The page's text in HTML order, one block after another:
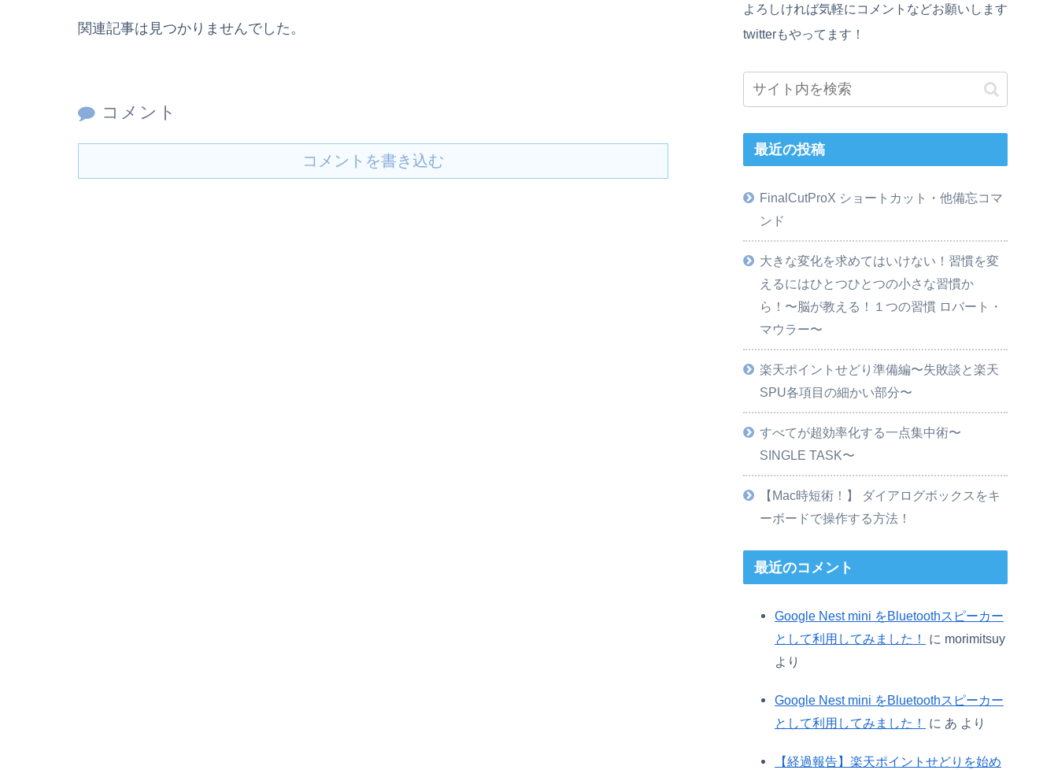
関連記事は見つかりませんでした。
コメント
コメントを書き込む
よろしければ気軽にコメントなどお願いします
twitterもやってます！
最近の投稿
FinalCutProX ショートカット・他備忘コマ
ンド
大きな変化を求めてはいけない！習慣を変
えるにはひとつひとつの小さな習慣か
ら！〜脳が教える！１つの習慣 ロバート・
マウラー〜
楽天ポイントせどり準備編〜失敗談と楽天
SPU各項目の細かい部分〜
すべてが超効率化する一点集中術〜
SINGLE TASK〜
【Mac時短術！】 ダイアログボックスをキ
ーボードで操作する方法！
最近のコメント
Google Nest mini をBluetoothスピーカー
として利用してみました！
に morimitsuy
より
Google Nest mini をBluetoothスピーカー
として利用してみました！
に あ より
【経過報告】楽天ポイントせどりを始め